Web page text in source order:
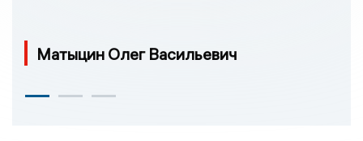
Матыцин Олег Васильевич